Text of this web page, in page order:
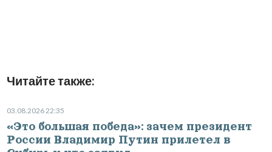
Читайте также:
03.08.2026 22:35
«Это большая победа»: зачем президент
России Владимир Путин прилетел в